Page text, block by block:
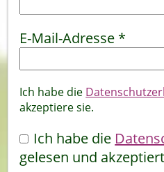
E-Mail-Adresse *
Ich habe die
akzeptiere sie.
Ich habe die
gelesen und